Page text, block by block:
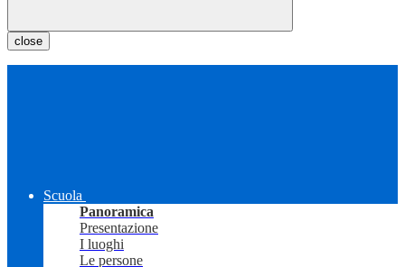
close
Scuola
Panoramica
Presentazione
I luoghi
Le persone